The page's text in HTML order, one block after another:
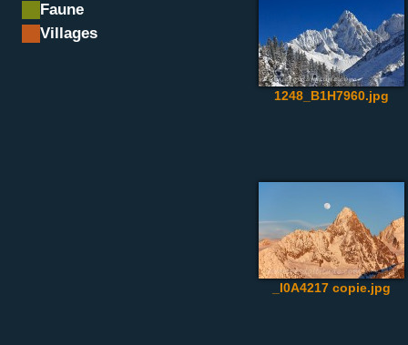
Faune
Villages
1248_B1H7960.jpg
_I0A4217 copie.jpg